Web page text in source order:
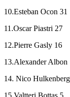
10.Esteban Ocon 31
11.Oscar Piastri 27
12.Pierre Gasly 16
13.Alexander Albon
14. Nico
15.Valtteri Bottas 5